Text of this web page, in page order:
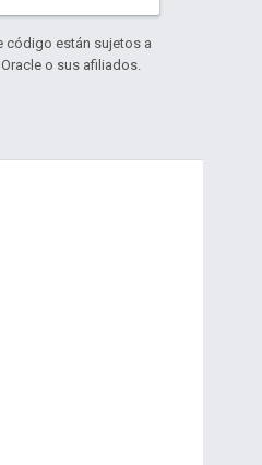
código están sujetos a
o sus afiliados.